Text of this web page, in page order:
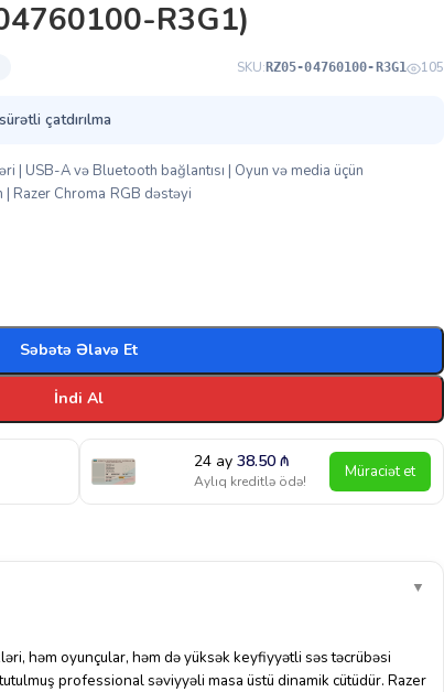
R3G1)
SKU:RZ05-04760100-R3G1 105
çatdırılma
| USB-A və Bluetooth bağlantısı | Oyun və media üçün
| Razer Chroma RGB dəstəyi
Səbətə Əlavə Et
İndi Al
24 ay38.50₼
Aylıq kreditlə ödə! Müraciət et
▼
həm oyunçular, həm də yüksək keyfiyyətli səs təcrübəsi
professional səviyyəli masa üstü dinamik cütüdür. Razer